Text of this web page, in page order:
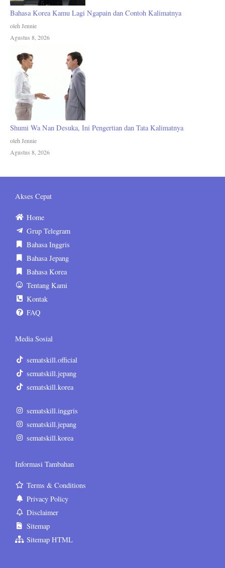
Bahasa Korea Kamu Lagi Ngapain dan Contoh Kalimatnya
oleh Jennie
Agustus 8, 2026
Shumi Wa Nan Desuka, Ini Pengertian dan Tata Kalimatnya
oleh Jennie
Agustus 8, 2026
Akses Cepat
Home
Grup Telegram
Bahasa Inggris
Bahasa Jepang
Bahasa Korea
Tentang Kami
Kontak
FAQ
Media Sosial
sematskill.official
sematskill.jepang
sematskill.korea
sematskill.inggris
sematskill.jepang
sematskill.korea
Informasi Tambahan
Terms & Conditions
Privacy Policy
Disclaimer
Sitemap
Sitemap HTML